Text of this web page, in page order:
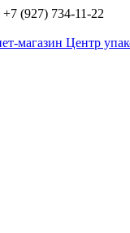
+7 (927) 734-11-22